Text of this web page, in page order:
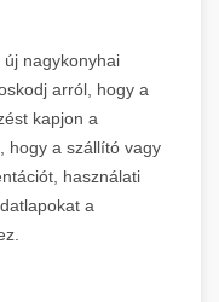
nagykonyhai
arról, hogy a
kapjon a
hogy a szállító vagy
használati
a